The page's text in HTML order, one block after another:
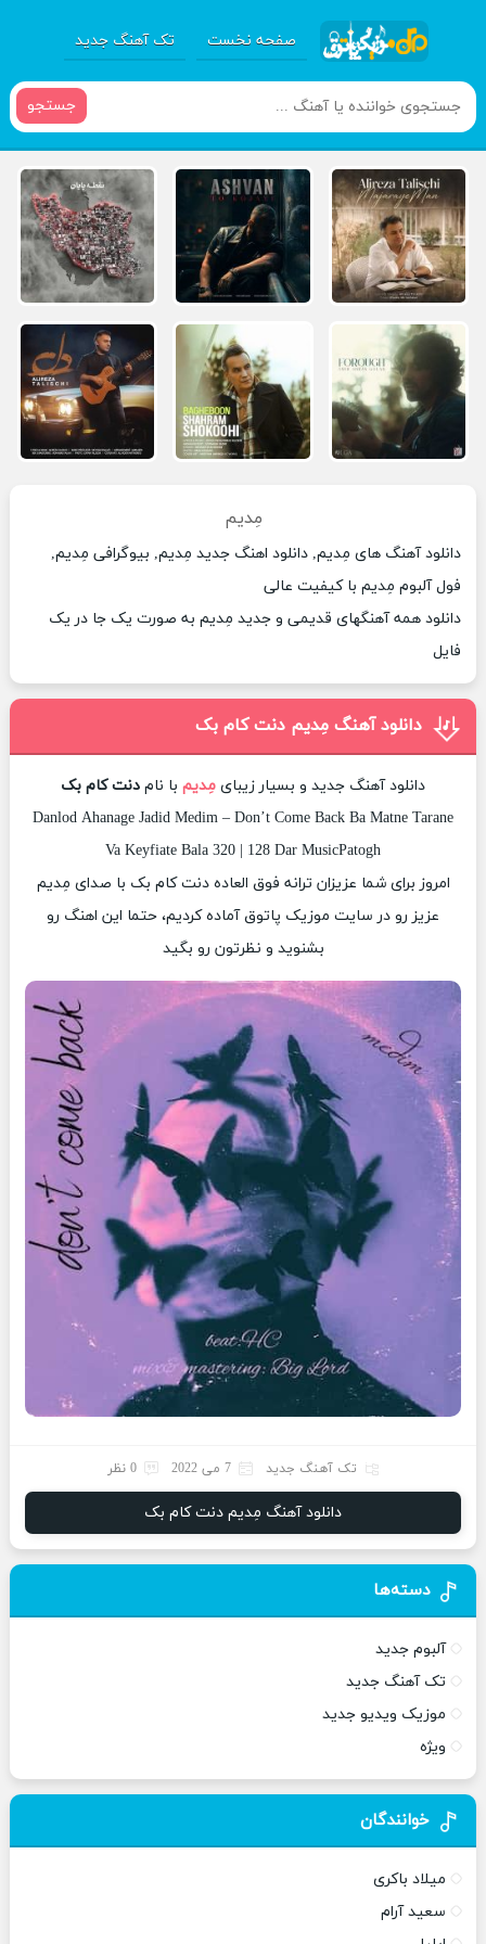
صفحه نخست تک آهنگ جدید
جستجو
مِدیم
دانلود آهنگ های مِدیم, دانلود اهنگ جدید مِدیم, بیوگرافی مِدیم,
فول آلبوم مِدیم با کیفیت عالی
دانلود همه آهنگهای قدیمی و جدید مِدیم به صورت یک جا در یک
فایل
دانلود آهنگ مِدیم دنت کام بک
دانلود آهنگ جدید و بسیار زیبای مِدیم با نام دنت کام بک
Danlod Ahanage Jadid Medim – Don’t Come Back Ba Matne Tarane
Va Keyfiate Bala 320 | 128 Dar MusicPatogh
امروز برای شما عزیزان ترانه فوق العاده دنت کام بک با صدای مِدیم
عزیز رو در سایت موزیک پاتوق آماده کردیم، حتما این اهنگ رو
بشنوید و نظرتون رو بگید
تک آهنگ جدید 7 می 2022 0 نظر
دانلود آهنگ مِدیم دنت کام بک
دسته‌ها
آلبوم جدید
تک آهنگ جدید
موزیک ویدیو جدید
ویژه
خوانندگان
میلاد باکری
سعید آرام